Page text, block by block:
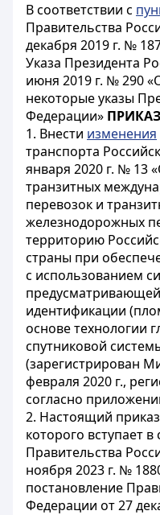
В соответствии с
Правительства
декабря 2019 г. №
Указа Президента
июня 2019 г. № 290
некоторые указы
Федерации»
1. Внести изменения
транспорта
января 2020 г. № 13
транзитных
перевозок и
железнодорожных
территорию
страны при
с использованием
идентификации
основе технологии
спутниковой
(зарегистрирован
февраля 2020 г.,
согласно
2. Настоящий приказ
которого вступает в
Правительства
ноября 2023 г. №
постановление
Федерации от 27